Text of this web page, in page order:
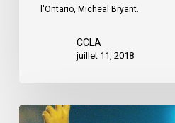
l'Ontario, Micheal Bryant.
CCLA
juillet 11, 2018
L’ACLC